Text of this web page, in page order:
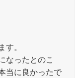
す。
なったとのこ
当に良かったで